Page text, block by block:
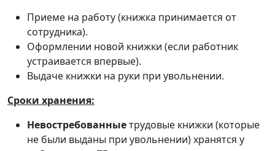
Приеме на работу (книжка принимается от
сотрудника).
Оформлении новой книжки (если работник
устраивается впервые).
Выдаче книжки на руки при увольнении.
Сроки хранения:
Невостребованныетрудовые книжки (которые
не были выданы при увольнении) хранятся у